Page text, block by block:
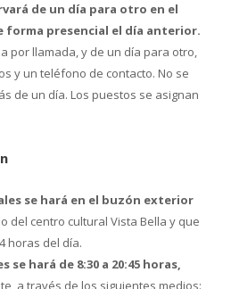
de un día para otro en el
forma presencial el día anterior.
por llamada, y de un día para otro,
y un teléfono de contacto. No se
de un día. Los puestos se asignan
se hará en el buzón exterior
del centro cultural Vista Bella y que
horas del día.
se hará de 8:30 a 20:45 horas,